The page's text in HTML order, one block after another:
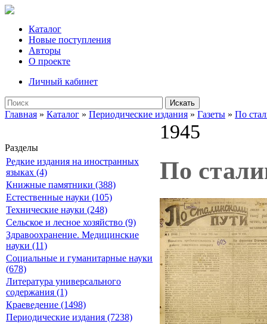
Каталог
Новые поступления
Авторы
О проекте
Личный кабинет
Искать
Главная » Каталог » Периодические издания » Газеты » По
Разделы
Редкие издания на иностранных
языках (4)
Книжные памятники (388)
Естественные науки (105)
Технические науки (248)
Сельское и лесное хозяйство (9)
Здравоохранение. Медицинские
науки (11)
Социальные и гуманитарные науки
(678)
Литература универсального
содержания (1)
Краеведение (1498)
Периодические издания (7238)
1945
По